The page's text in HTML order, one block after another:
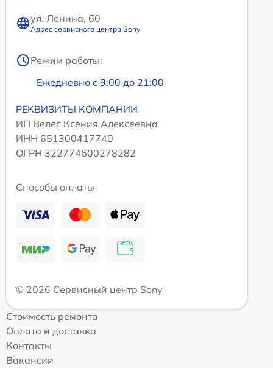
ул. Ленина, 60
Адрес сервисного центра Sony
Режим работы:
Ежедневно с 9:00 до 21:00
РЕКВИЗИТЫ КОМПАНИИ
ИП Велес Ксения Алексеевна
ИНН 651300417740
ОГРН 322774600278282
Способы оплаты
© 2026 Сервисный центр Sony
Стоимость ремонта
Оплата и доставка
Контакты
Вакансии